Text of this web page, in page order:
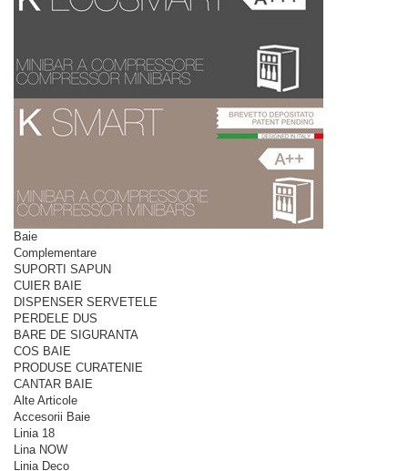
Baie
Complementare
SUPORTI SAPUN
CUIER BAIE
DISPENSER SERVETELE
PERDELE DUS
BARE DE SIGURANTA
COS BAIE
PRODUSE CURATENIE
CANTAR BAIE
Alte Articole
Accesorii Baie
Linia 18
Lina NOW
Linia Deco